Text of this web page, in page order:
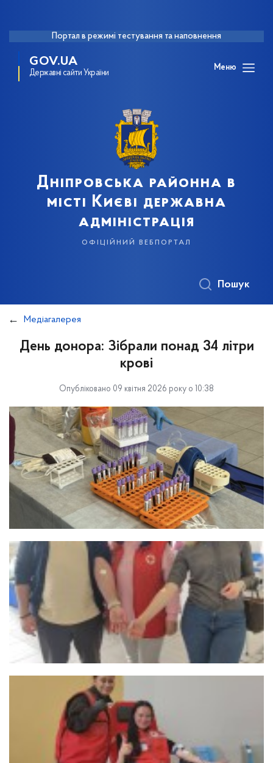
Портал в режимі тестування та наповнення
GOV.UA
Державні сайти України
Меню
Дніпровська районна в
місті Києві державна
адміністрація
офіційний вебпортал
Пошук
Медіагалерея
День донора: Зібрали понад 34 літри
крові
Опубліковано 09 квітня 2026 року о 10:38